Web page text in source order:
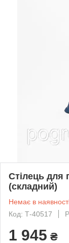
Стілець для
(складний)
Немає в
Код: Т-40517
1 945 ₴